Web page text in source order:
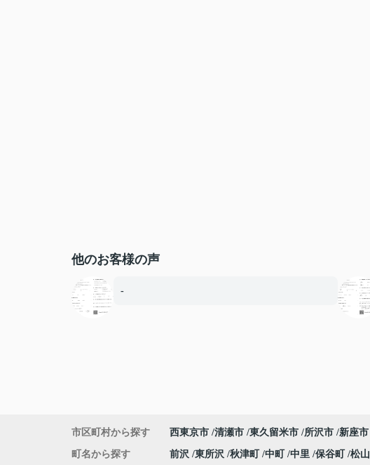
他のお客様の声
-
市区町村から探す 西東京市 清瀬市 東久留米市 所沢市 新座市
町名から探す 前沢 東所沢 秋津町 中町 中里 保谷町 松山